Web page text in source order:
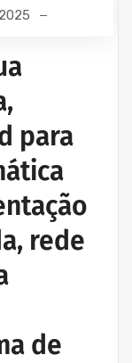
para
rede
de